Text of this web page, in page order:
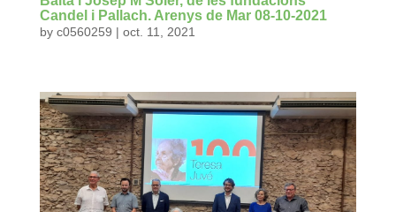
Candel i Pallach. Arenys de Mar 08-10-2021
by c0560259 | oct. 11, 2021